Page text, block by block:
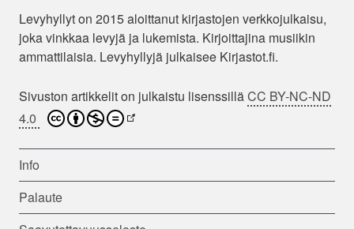
Levyhyllyt on 2015 aloittanut kirjastojen verkkojulkaisu,
joka vinkkaa levyjä ja lukemista. Kirjoittajina musiikin
ammattilaisia. Levyhyllyjä julkaisee Kirjastot.fi.
Sivuston artikkelit on julkaistu lisenssilläCC BY-NC-ND
4.0
Info
Palaute